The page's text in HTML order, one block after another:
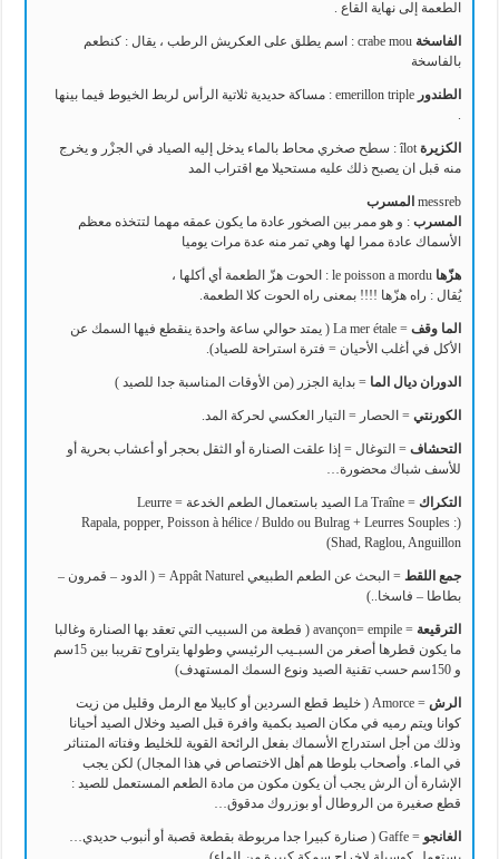
الطعمة إلى نهاية القاع .
الفاسخة
crabe mou : اسم يطلق على العكريش الرطب ، يقال : كنطعم
بالفاسخة
الطندور
emerillon triple : مساكة حديدية ثلاتية الرأس لربط الخيوط فيما بينها
.
الكزيرة
îlot : سطح صخري محاط بالماء يدخل إليه الصياد في الجزْر و يخرج
منه قبل ان يصبح ذلك عليه مستحيلا مع اقتراب المد
messreb المسرب
المسرب: و هو ممر بين الصخور عادة ما يكون عمقه مهما لتتخذه معظم
الأسماك عادة ممرا لها وهي تمر منه عدة مرات يوميا
هزّهاle poisson a mordu : الحوت هزّ الطعمة أي أكلها ،
يُقال : راه هزّها !!!! بمعنى راه الحوت كلا الطعمة.
الما وقف
= La mer étale ( يمتد حوالي ساعة واحدة ينقطع فيها السمك عن
الأكل في أغلب الأحيان = فترة استراحة للصياد).
الدوران ديال الما = بداية الجزر (من الأوقات المناسبة جدا للصيد )
الكورنتي = الحصار = التيار العكسي لحركة المد.
التحشاف = التوغال = إذا علقت الصنارة أو الثقل بحجر أو أعشاب بحرية أو
للأسف شباك محضورة…
التكراك = La Traîne الصيد باستعمال الطعم الخدعة = Leurre
(Rapala, popper, Poisson à hélice / Buldo ou Bulrag + Leurres Souples :
Shad, Raglou, Anguillon)
جمع اللقط
= البحث عن الطعم الطبيعي Appât Naturel = ( الدود – قمرون –
بطاطا – فاسخا..)
الترقيعة
= avançon= empile ( قطعة من السبيب التي تعقد بها الصنارة وغالبا
ما يكون قطرها أصغر من السبـيب الرئيسي وطولها يتراوح تقريبا بين 15سم
و 150سم حسب تقنية الصيد ونوع السمك المستهدف)
الرش
= Amorce ( خليط قطع السردين أو كابيلا مع الرمل وقليل من زيت
كوانا ويتم رميه في مكان الصيد بكمية وافرة قبل الصيد وخلال الصيد أحيانا
وذلك من أجل استدراج الأسماك بفعل الرائحة القوية للخليط وفتاته المتناثر
في الماء. وأصحاب بلوطا هم أهل الاختصاص في هذا المجال) لكن يجب
الإشارة أن الرش يجب أن يكون مكون من مادة الطعم المستعمل للصيد :
قطع صغيرة من الروطال أو بوزروك مدقوق…
الغانجو
= Gaffe ( صنارة كبيرا جدا مربوطة بقطعة قصبة أو أنبوب حديدي…